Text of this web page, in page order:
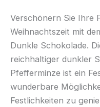
Verschönern Sie Ihre
Weihnachtszeit mit
Dunkle Schokolade.
reichhaltiger dunkler
Pfefferminze ist ein
wunderbare
Festlichkeiten zu